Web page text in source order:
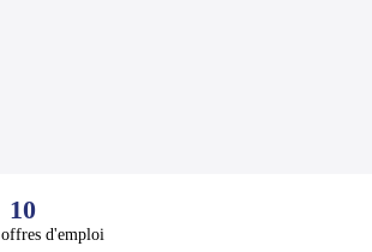
10
offres d'emploi